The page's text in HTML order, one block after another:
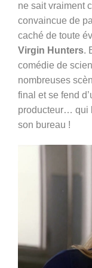
ne sait vraiment
convaincue de
caché de toute
Virgin Hunters.
comédie de
nombreuses
final et se fend
producteur… qui
son bureau !